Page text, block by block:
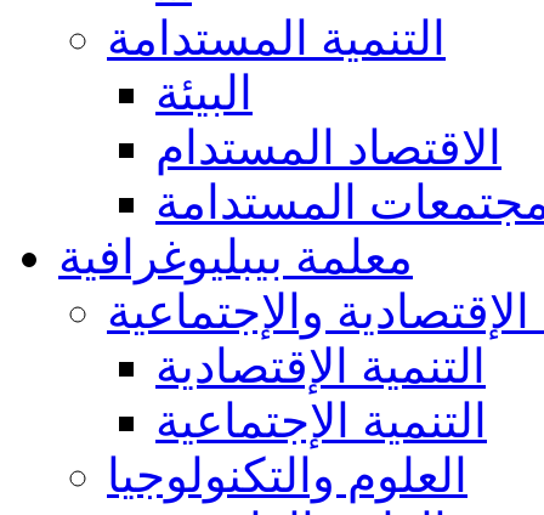
التنمية المستدامة
البيئة
الاقتصاد المستدام
المستدامة
معلمة بيبليوغرافية
الإقتصادية والإجتماعية
التنمية الإقتصادية
التنمية الإجتماعية
العلوم والتكنولوجيا